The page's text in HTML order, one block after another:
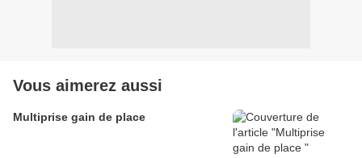
Vous aimerez aussi
Multiprise gain de place